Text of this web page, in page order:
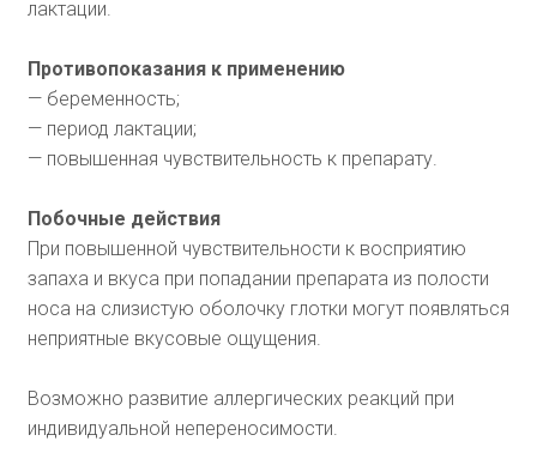
лактации.
Противопоказания к применению
— беременность;
— период лактации;
— повышенная чувствительность к препарату.
Побочные действия
При повышенной чувствительности к восприятию
запаха и вкуса при попадании препарата из полости
носа на слизистую оболочку глотки могут появляться
неприятные вкусовые ощущения.
Возможно развитие аллергических реакций при
индивидуальной непереносимости.